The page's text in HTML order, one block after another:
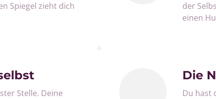
Spiegel zieht dich
der
einen
Stelle. Deine
Die
Du hast